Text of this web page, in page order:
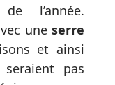
l’année.
une serre
et ainsi
pas